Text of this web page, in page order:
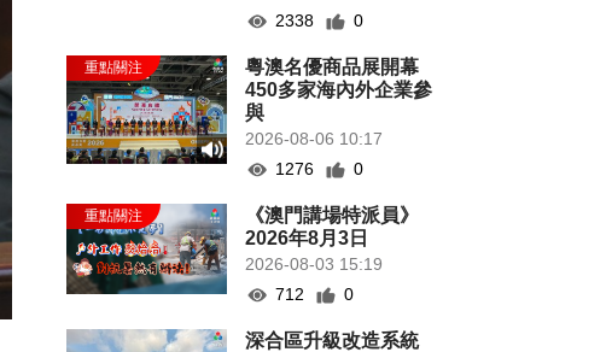
2338
0
粵澳名優商品展開幕
450多家海內外企業參
與
2026-08-06 10:17
1276
0
《澳門講場特派員》
2026年8月3日
2026-08-03 15:19
712
0
深合區升級改造系統